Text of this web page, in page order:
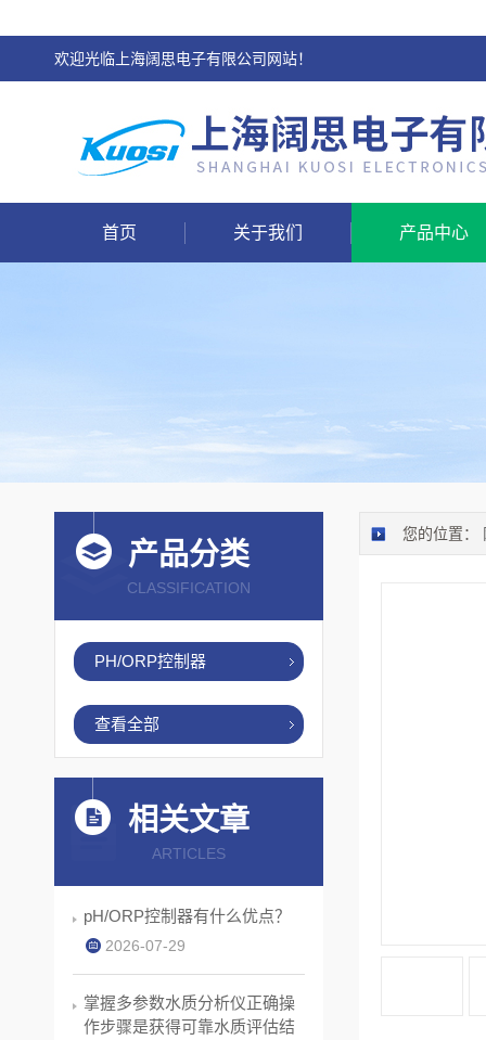
欢迎光临上海阔思电子有限公司网站！
首页 关于我们 产品中心
您的位置：
产品分类
CLASSIFICATION
PH/ORP控制器
查看全部
相关文章
ARTICLES
pH/ORP控制器有什么优点？
2026-07-29
掌握多参数水质分析仪正确操
作步骤是获得可靠水质评估结